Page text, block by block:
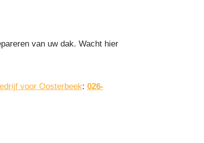
van uw dak. Wacht hier
voor Oosterbeek: 026-